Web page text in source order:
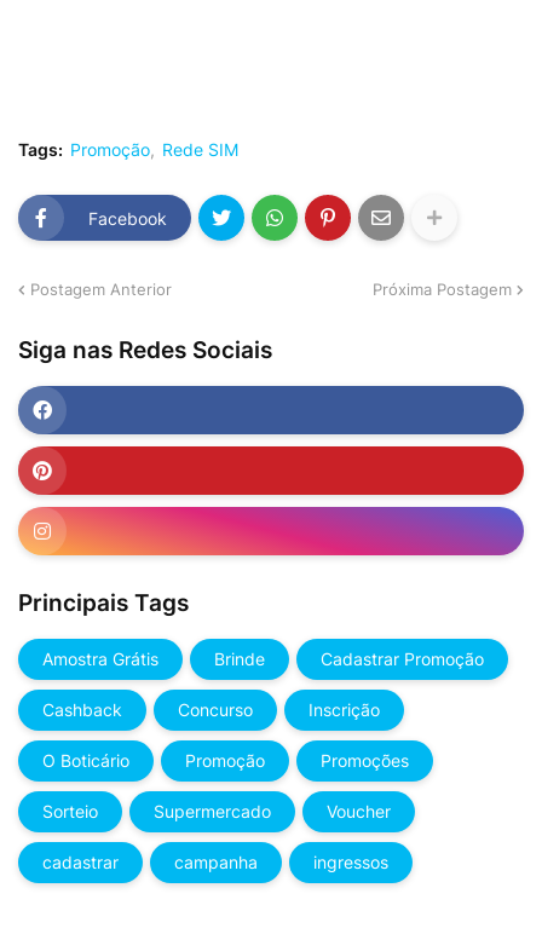
Tags: Promoção Rede SIM
Facebook
Postagem Anterior Próxima Postagem
Siga nas Redes Sociais
Principais Tags
Amostra Grátis Brinde Cadastrar Promoção
Cashback Concurso Inscrição
O Boticário Promoção Promoções
Sorteio Supermercado Voucher
cadastrar campanha ingressos